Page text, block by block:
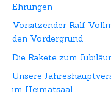
Ehrungen
Vorsitzender Ralf
den Vordergrund
Die Rakete zum
Unsere
im Heimatsaal